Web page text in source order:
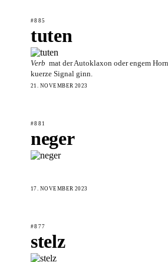
#885
tuten
Verb mat der Autoklaxon oder engem
kuerze Signal ginn.
21. NOVEMBER 2023
#881
neger
17. NOVEMBER 2023
#877
stelz